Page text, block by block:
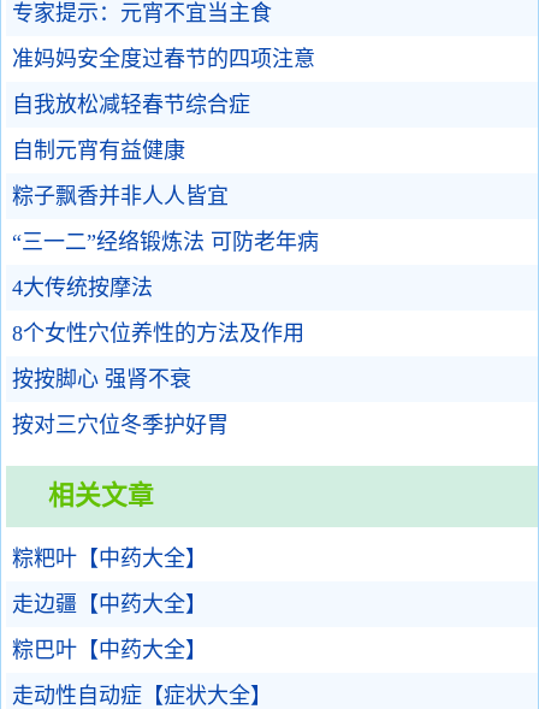
专家提示：元宵不宜当主食
准妈妈安全度过春节的四项注意
自我放松减轻春节综合症
自制元宵有益健康
粽子飘香并非人人皆宜
“三一二”经络锻炼法 可防老年病
4大传统按摩法
8个女性穴位养性的方法及作用
按按脚心 强肾不衰
按对三穴位冬季护好胃
相关文章
粽粑叶【中药大全】
走边疆【中药大全】
粽巴叶【中药大全】
走动性自动症【症状大全】